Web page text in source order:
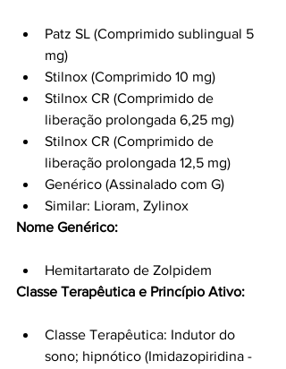
Patz SL (Comprimido sublingual 5
mg)
Stilnox (Comprimido 10 mg)
Stilnox CR (Comprimido de
liberação prolongada 6,25 mg)
Stilnox CR (Comprimido de
liberação prolongada 12,5 mg)
Genérico (Assinalado com G)
Similar: Lioram, Zylinox
Nome Genérico:
Hemitartarato de Zolpidem
Classe Terapêutica e Princípio Ativo:
Classe Terapêutica: Indutor do
sono; hipnótico (Imidazopiridina -